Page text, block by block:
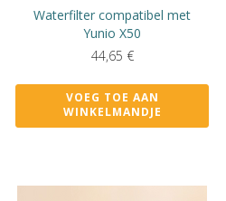
Waterfilter compatibel met
Yunio X50
44,65 €
VOEG TOE AAN
WINKELMANDJE